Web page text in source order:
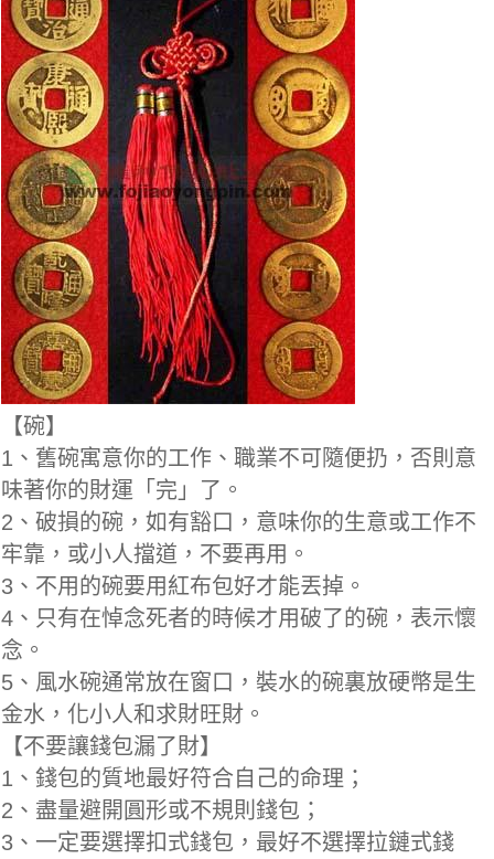
【碗】
1、舊碗寓意你的工作、職業不可隨便扔，否則意
味著你的財運「完」了。
2、破損的碗，如有豁口，意味你的生意或工作不
牢靠，或小人擋道，不要再用。
3、不用的碗要用紅布包好才能丟掉。
4、只有在悼念死者的時候才用破了的碗，表示懷
念。
5、風水碗通常放在窗口，裝水的碗裏放硬幣是生
金水，化小人和求財旺財。
【不要讓錢包漏了財】
1、錢包的質地最好符合自己的命理；
2、盡量避開圓形或不規則錢包；
3、一定要選擇扣式錢包，最好不選擇拉鏈式錢